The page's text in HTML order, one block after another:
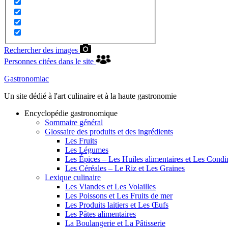
Rechercher des images
Personnes citées dans le site
Gastronomiac
Un site dédié à l'art culinaire et à la haute gastronomie
Encyclopédie gastronomique
Sommaire général
Glossaire des produits et des ingrédients
Les Fruits
Les Légumes
Les Épices – Les Huiles alimentaires et Les
Les Céréales – Le Riz et Les Graines
Lexique culinaire
Les Viandes et Les Volailles
Les Poissons et Les Fruits de mer
Les Produits laitiers et Les Œufs
Les Pâtes alimentaires
La Boulangerie et La Pâtisserie